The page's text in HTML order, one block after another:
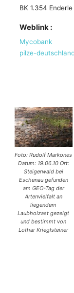
BK 1.354 Enderle
Weblink :
Mycobank
pilze-
Foto: Rudolf Markones
Datum: 19.06.10 Ort:
Steigerwald bei
Eschenau gefunden
am GEO-Tag der
Artenvielfalt an
liegendem
Laubholzast gezeigt
und bestimmt von
Lothar Krieglsteiner